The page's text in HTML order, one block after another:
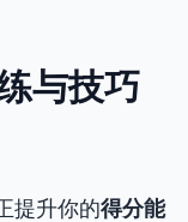
与技巧
提升你的得分能